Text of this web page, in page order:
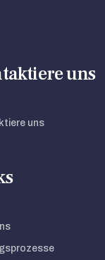
uns
uns